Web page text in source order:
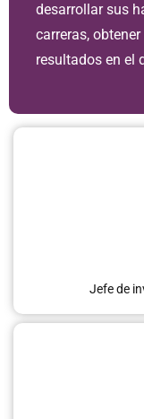
desarrollar sus
carreras,
resultados en el
Jefe de